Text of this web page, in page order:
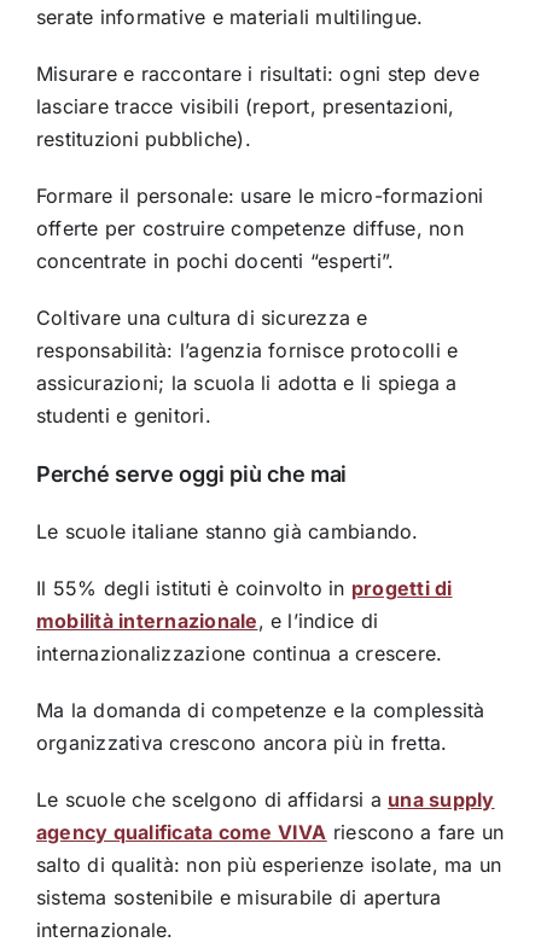
serate informative e materiali multilingue.
Misurare e raccontare i risultati: ogni step deve
lasciare tracce visibili (report, presentazioni,
restituzioni pubbliche).
Formare il personale: usare le micro-formazioni
offerte per costruire competenze diffuse, non
concentrate in pochi docenti “esperti”.
Coltivare una cultura di sicurezza e
responsabilità: l’agenzia fornisce protocolli e
assicurazioni; la scuola li adotta e li spiega a
studenti e genitori.
Perché serve oggi più che mai
Le scuole italiane stanno già cambiando.
Il 55% degli istituti è coinvolto in progetti di
mobilità internazionale, e l’indice di
internazionalizzazione continua a crescere.
Ma la domanda di competenze e la complessità
organizzativa crescono ancora più in fretta.
Le scuole che scelgono di affidarsi a una supply
agency qualificata come VIVA riescono a fare un
salto di qualità: non più esperienze isolate, ma un
sistema sostenibile e misurabile di apertura
internazionale.